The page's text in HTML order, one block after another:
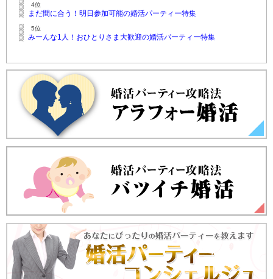
4位
まだ間に合う！明日参加可能の婚活パーティー特集
5位
みーんな1人！おひとりさま大歓迎の婚活パーティー特集